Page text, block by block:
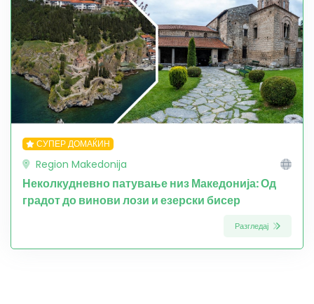
СУПЕР ДОМАЌИН
Region Makedonija
Неколкудневно патување низ Македонија: Од
градот до винови лози и езерски бисер
Разгледај